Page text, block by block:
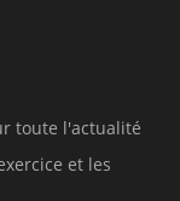
toute l'actualité
et les